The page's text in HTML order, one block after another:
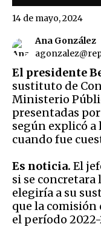
Ana González
14 de mayo, 2024
El presidente
sustituto de
Ministerio
presentadas
según explicó a
cuando fue
Es noticia. El
si se concretara
elegiría a su
que la
el período